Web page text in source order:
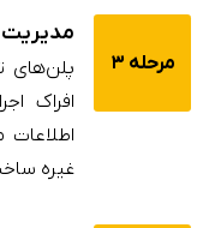
مرحله 3
پلن‌های
افراک
اطلاعات
غیره